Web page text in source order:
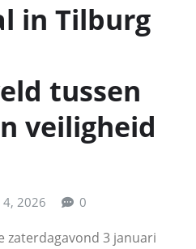
in Tilburg
tussen
veiligheid
4, 2026 0
zaterdagavond 3 januari